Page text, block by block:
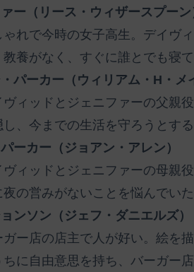
ー（リース・ウィザースプーン
ゃれで今時の女子高生。デイヴ
教養がなく、すぐに誰とでも寝
パーカー（ウィリアム・H・メ
ヴィッドとジェニファーの父親
し、今までの生活を守ろうとする
ーカー（ジョアン・アレン）
ヴィッドとジェニファーの母親
夜の営みがないことを悩んでい
ンソン（ジェフ・ダニエルズ）
ガー店の店主で人が好い。絵を
ちに自由意思を持ち、バーガー